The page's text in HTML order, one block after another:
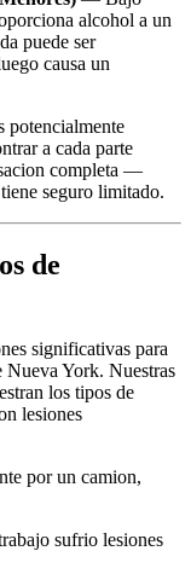
alcohol a un
puede ser
causa un
potencialmente
a cada parte
completa —
seguro limitado.
de
significativas para
Nueva York. Nuestras
los tipos de
lesiones
por un camion,
sufrio lesiones